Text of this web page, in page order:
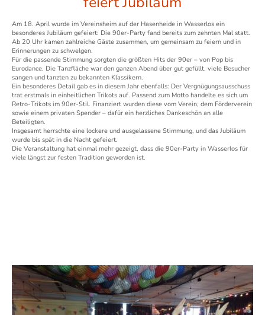
Am 18. April wurde im Vereinsheim auf der Hasenheide in Wasserlos ein
besonderes Jubiläum gefeiert: Die 90er-Party fand bereits zum zehnten Mal statt.
Ab 20 Uhr kamen zahlreiche Gäste zusammen, um gemeinsam zu feiern und in
Erinnerungen zu schwelgen.
Für die passende Stimmung sorgten die größten Hits der 90er – von Pop bis
Eurodance. Die Tanzfläche war den ganzen Abend über gut gefüllt, viele Besucher
sangen und tanzten zu bekannten Klassikern.
Ein besonderes Detail gab es in diesem Jahr ebenfalls: Der Vergnügungsausschuss
trat erstmals in einheitlichen Trikots auf. Passend zum Motto handelte es sich um
Retro-Trikots im 90er-Stil. Finanziert wurden diese vom Verein, dem Förderverein
sowie einem privaten Spender – dafür ein herzliches Dankeschön an alle
Beteiligten.
Insgesamt herrschte eine lockere und ausgelassene Stimmung, und das Jubiläum
wurde bis spät in die Nacht gefeiert.
Die Veranstaltung hat einmal mehr gezeigt, dass die 90er-Party in Wasserlos für
viele längst zur festen Tradition geworden ist.